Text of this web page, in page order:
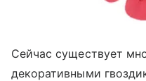
Сейчас существует
декоративными